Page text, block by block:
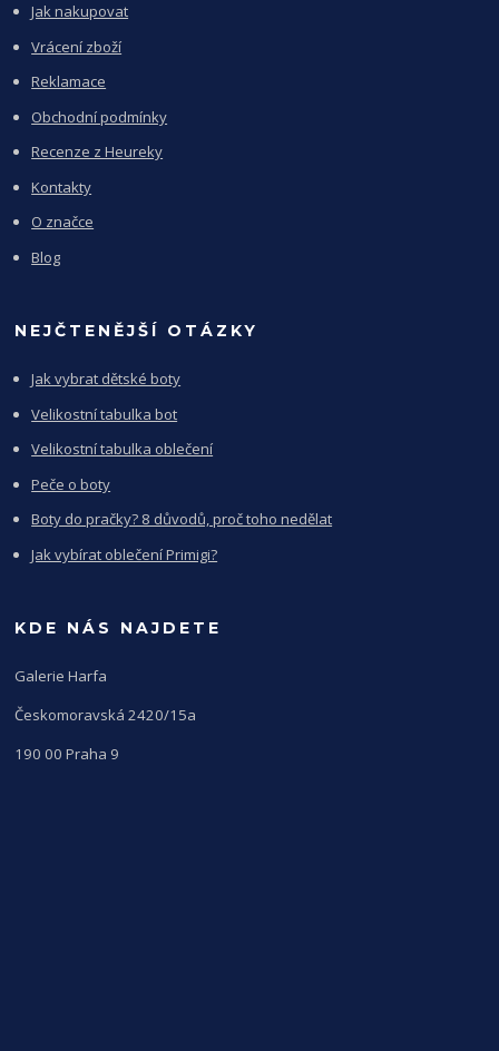
Jak nakupovat
Vrácení zboží
Reklamace
Obchodní podmínky
Recenze z Heureky
Kontakty
O značce
Blog
NEJČTENĚJŠÍ OTÁZKY
Jak vybrat dětské boty
Velikostní tabulka bot
Velikostní tabulka oblečení
Peče o boty
Boty do pračky? 8 důvodů, proč toho nedělat
Jak vybírat oblečení Primigi?
KDE NÁS NAJDETE
Galerie Harfa
Českomoravská 2420/15a
190 00 Praha 9